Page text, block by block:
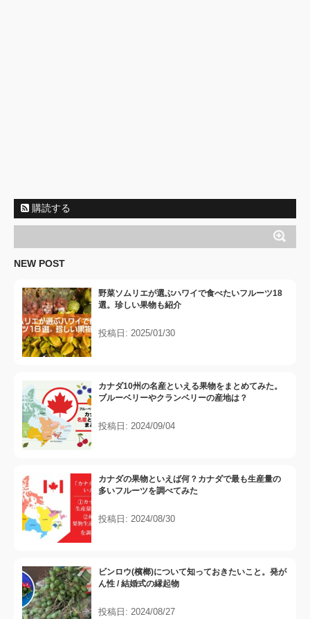
購読する
NEW POST
野菜ソムリエが選ぶハワイで食べたいフルーツ18
選。珍しい果物も紹介
投稿日: 2025/01/30
カナダ10州の名産といえる果物をまとめてみた。
ブルーベリーやクランベリーの産地は？
投稿日: 2024/09/04
カナダの果物といえば何？カナダで最も生産量の
多いフルーツを調べてみた
投稿日: 2024/08/30
ビンロウ(檳榔)について知っておきたいこと。発が
ん性 / 結婚式の縁起物
投稿日: 2024/08/27